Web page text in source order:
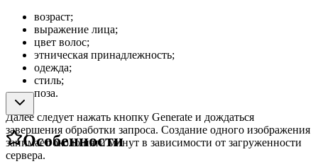
возраст;
выражение лица;
цвет волос;
этническая принадлежность;
одежда;
стиль;
поза.
Далее следует нажать кнопку Generate и дождаться
завершения обработки запроса. Создание одного изображения
занимает около пяти минут в зависимости от загруженности
сервера.
Особенности